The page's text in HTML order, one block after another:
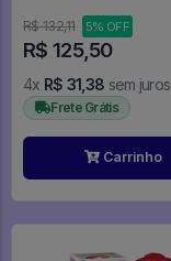
R$ 132,11 5% OFF
R$ 125,50
4x R$ 31,38 sem juros
Frete Grátis
Carrinho